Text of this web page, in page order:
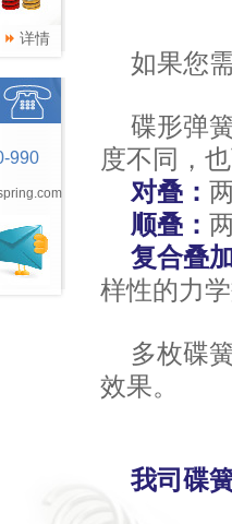
详情
990
如果您
碟形弹
度不同，
对叠：
顺叠：
复合叠
样性的力
多枚碟
效果。
我司碟